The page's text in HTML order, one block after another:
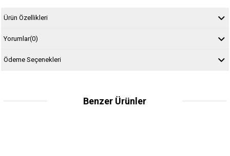
Ürün Özellikleri
Yorumlar(0)
Ödeme Seçenekleri
Benzer Ürünler